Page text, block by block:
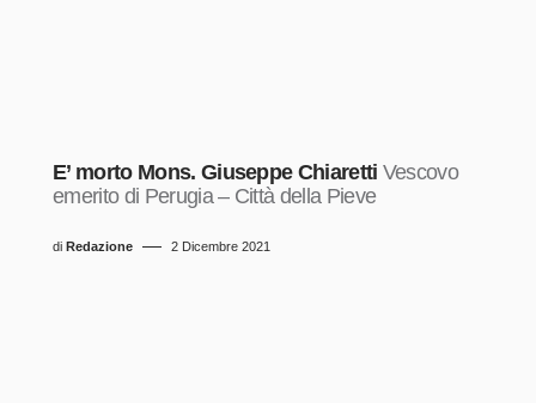
E’ morto Mons. Giuseppe Chiaretti Vescovo
emerito di Perugia – Città della Pieve
di Redazione 2 Dicembre 2021